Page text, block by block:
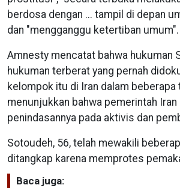
berdosa dengan ... tampil di depan
dan "mengganggu ketertiban umum".
Amnesty mencatat bahwa hukuman
hukuman terberat yang pernah
kelompok itu di Iran dalam beberapa
menunjukkan bahwa pemerintah
penindasannya pada aktivis dan
Sotoudeh, 56, telah mewakili
ditangkap karena memprotes
Baca juga: